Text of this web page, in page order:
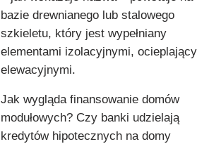
bazie drewnianego lub stalowego
szkieletu, który jest wypełniany
elementami izolacyjnymi,
elewacyjnymi.
Jak wygląda finansowanie domów
modułowych? Czy banki udzielają
kredytów hipotecznych na domy